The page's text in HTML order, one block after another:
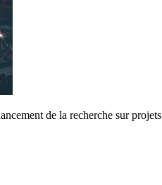
de la recherche sur projets